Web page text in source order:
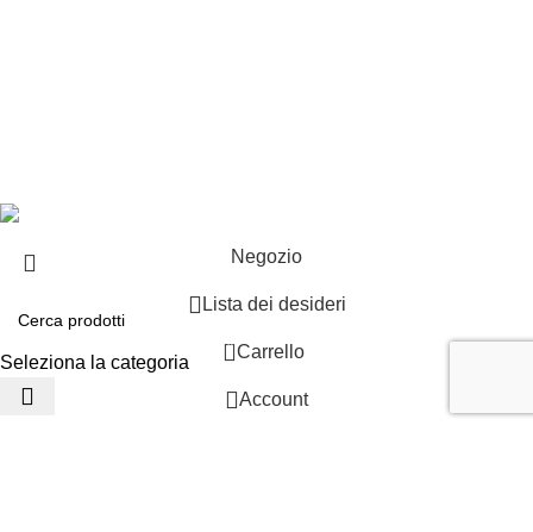
Seleziona la categoria
Negozio
Lista dei desideri
0 Carrello
Account